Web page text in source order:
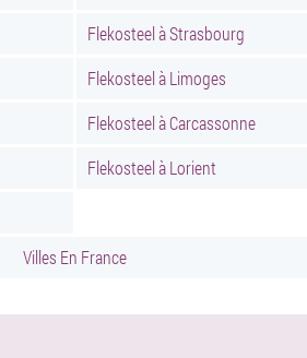
Flekosteel à Strasbourg
Flekosteel à Limoges
Flekosteel à Carcassonne
Flekosteel à Lorient
Villes En France